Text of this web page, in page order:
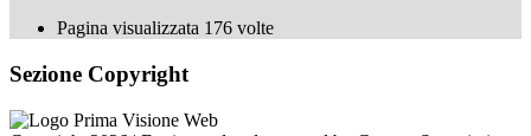
Pagina visualizzata 176 volte
Sezione Copyright